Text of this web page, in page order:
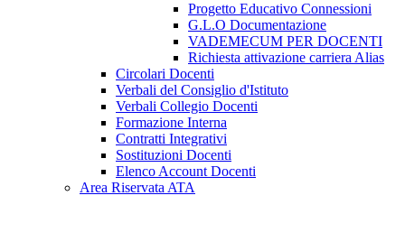
Progetto Educativo Connessioni
G.L.O Documentazione
VADEMECUM PER DOCENTI
Richiesta attivazione carriera Alias
Circolari Docenti
Verbali del Consiglio d'Istituto
Verbali Collegio Docenti
Formazione Interna
Contratti Integrativi
Sostituzioni Docenti
Elenco Account Docenti
Area Riservata ATA